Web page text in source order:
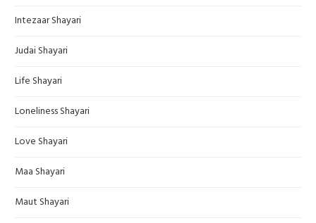
Intezaar Shayari
Judai Shayari
Life Shayari
Loneliness Shayari
Love Shayari
Maa Shayari
Maut Shayari